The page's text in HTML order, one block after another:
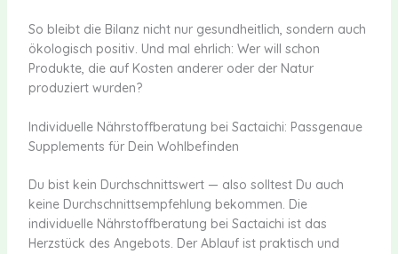
So bleibt die Bilanz nicht nur gesundheitlich, sondern auch
ökologisch positiv. Und mal ehrlich: Wer will schon
Produkte, die auf Kosten anderer oder der Natur
produziert wurden?
Individuelle Nährstoffberatung bei Sactaichi: Passgenaue
Supplements für Dein Wohlbefinden
Du bist kein Durchschnittswert — also solltest Du auch
keine Durchschnittsempfehlung bekommen. Die
individuelle Nährstoffberatung bei Sactaichi ist das
Herzstück des Angebots. Der Ablauf ist praktisch und